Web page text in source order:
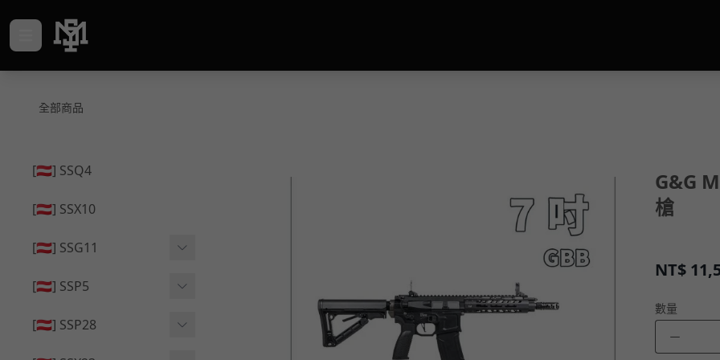
全部商品
[🇦🇹] SSQ4
[🇦🇹] SSX10
[🇦🇹] SSG11
🔄 原廠 ⧸ 零件
[🇦🇹] SSP5
🔄 原廠 ⧸ 零件
[🇦🇹] SSP28
G&G
槍
NT$
數量
－